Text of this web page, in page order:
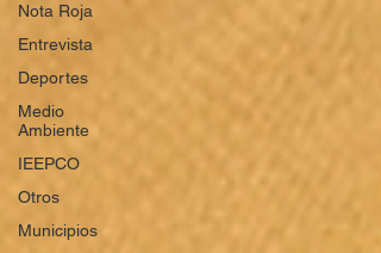
Nota Roja
Entrevista
Deportes
Medio
Ambiente
IEEPCO
Otros
Municipios